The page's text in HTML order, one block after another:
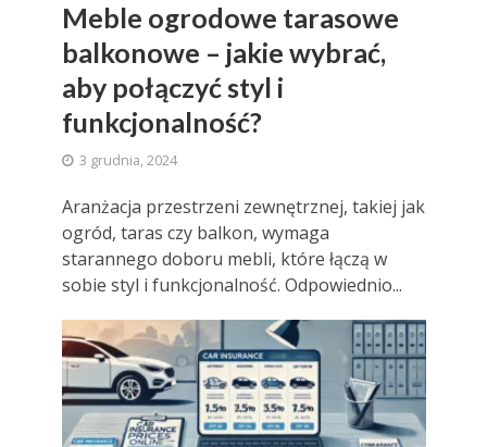
Meble ogrodowe tarasowe
balkonowe – jakie wybrać,
aby połączyć styl i
funkcjonalność?
3 grudnia, 2024
Aranżacja przestrzeni zewnętrznej, takiej jak
ogród, taras czy balkon, wymaga
starannego doboru mebli, które łączą w
sobie styl i funkcjonalność. Odpowiednio...